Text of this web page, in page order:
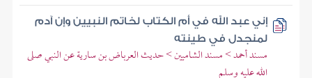
إني عبد الله في أم الكتاب لخاتم النبيين وإن آدم
لمنجدل في طينته
مسند أحمد > مسند الشاميين > حديث العرباض بن سارية عن النبي صلى
الله عليه وسلم